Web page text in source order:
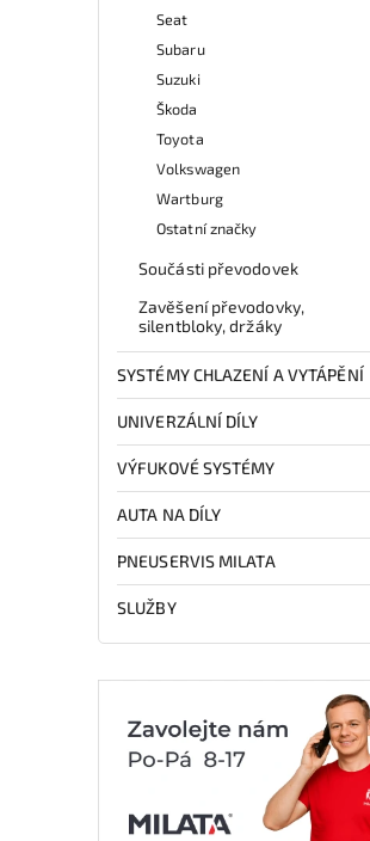
Seat
Subaru
Suzuki
Škoda
Toyota
Volkswagen
Wartburg
Ostatní značky
Součásti převodovek
Zavěšení převodovky,
silentbloky, držáky
SYSTÉMY CHLAZENÍ A VYTÁPĚNÍ
UNIVERZÁLNÍ DÍLY
VÝFUKOVÉ SYSTÉMY
AUTA NA DÍLY
PNEUSERVIS MILATA
SLUŽBY